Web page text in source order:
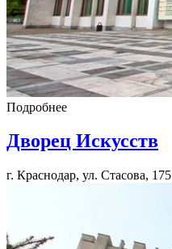
Подробнее
Дворец Искусств
г. Краснодар, ул. Стасова, 175